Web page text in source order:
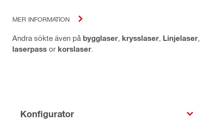
MER INFORMATION
Andra sökte även på bygglaser krysslaser Linjelaser
laserpass or korslaser
Konfigurator